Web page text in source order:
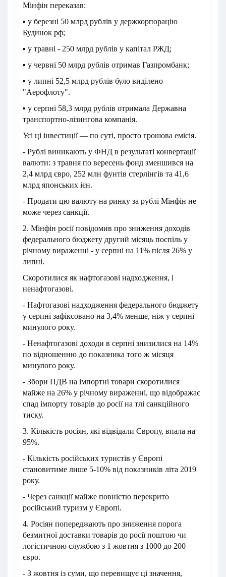
Мінфін переказав:
▪ у березні 50 млрд рублів у держкорпорацію
Будинок рф;
▪ у травні - 250 млрд рублів у капітал РЖД;
▪ у червні 50 млрд рублів отримав Газпромбанк;
▪ у липні 52,5 млрд рублів було виділено
"Аерофлоту".
▪ у серпні 58,3 млрд рублів отримала Державна
транспортно-лізингова компанія.
Усі ці інвестиції — по суті, просто грошова емісія.
- Рублі виникають у ФНД в результаті конвертації
валюти: з травня по вересень фонд зменшився на
2,4 млрд євро, 252 млн фунтів стерлінгів та 41,6
млрд японських ієн.
- Продати цю валюту на ринку за рублі Мінфін не
може через санкції.
2. Мінфін росії повідомив про зниження доходів
федерального бюджету другий місяць поспіль у
річному вираженні - у серпні на 11% після 26% у
липні.
Скоротилися як нафтогазові надходження, і
ненафтогазові.
- Нафтогазові надходження федерального бюджету
у серпні зафіксовано на 3,4% менше, ніж у серпні
минулого року.
- Ненафтогазові доходи в серпні знизилися на 14%
по відношенню до показника того ж місяця
минулого року.
- Збори ПДВ на імпортні товари скоротилися
майже на 26% у річному вираженні, що відображає
спад імпорту товарів до росії на тлі санкційного
тиску.
3. Кількість росіян, які відвідали Європу, впала на
95%.
- Кількість російських туристів у Європі
становитиме лише 5-10% від показників літа 2019
року.
- Через санкції майже повністю перекрито
російський туризм у Європі.
4. Росіян попереджають про зниження порога
безмитної доставки товарів до росії поштою чи
логістичною службою з 1 жовтня з 1000 до 200
євро.
- З жовтня із суми, що перевищує ці значення,